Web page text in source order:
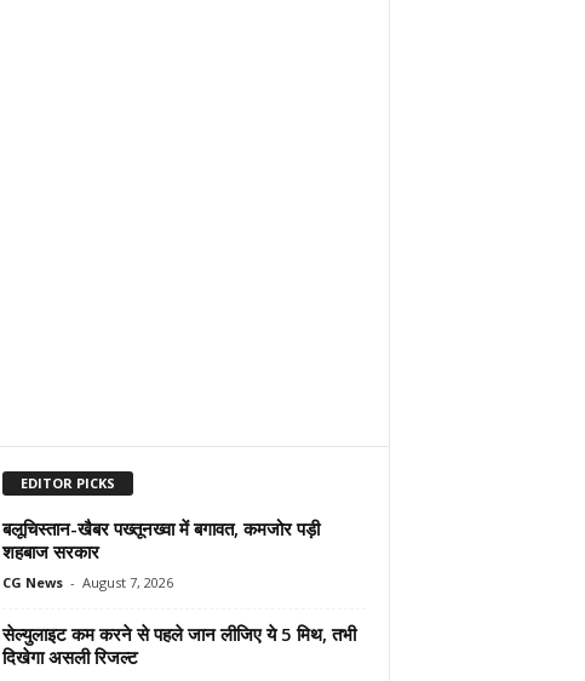
EDITOR PICKS
बलूचिस्तान-खैबर पख्तूनख्वा में बगावत, कमजोर पड़ी
शहबाज सरकार
CG News - August 7, 2026
सेल्युलाइट कम करने से पहले जान लीजिए ये 5 मिथ, तभी
दिखेगा असली रिजल्ट